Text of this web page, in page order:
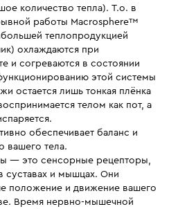
количество тепла). Т.о. в
работы Macrosphere™
теплопродукцией
охлаждаются при
и согреваются в состоянии
этой системы
остается лишь тонкая плёнка
телом как пот, а
обеспечивает баланс и
вашего тела.
— это сенсорные рецепторы,
суставах и мышцах. Они
положение и движение вашего
Время нервно-мышечной